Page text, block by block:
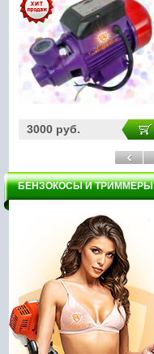
1750 руб.
БЕНЗОКОСЫ И ТРИММЕРЫ